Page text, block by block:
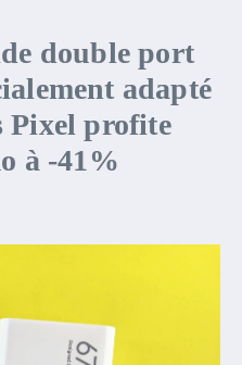
double port
adapté
Pixel profite
à -41%